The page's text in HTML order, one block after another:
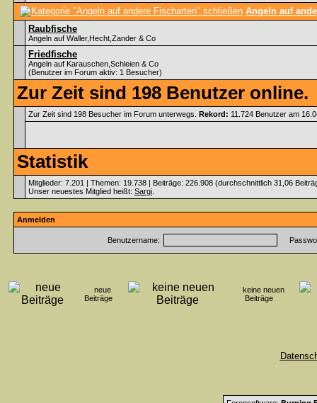
Angeln auf
Raubfische
Angeln auf Waller,Hecht,Zander & Co
Friedfische
Angeln auf Karauschen,Schleien & Co
(Benutzer im Forum aktiv: 1 Besucher)
Zur Zeit sind 198 Benutzer online.
Zur Zeit sind 198 Besucher im Forum unterwegs. Rekord: 11.724 Benutzer am
Statistik
Mitglieder: 7.201 | Themen: 19.738 | Beiträge: 226.908 (durchschnittlich 31,06
Unser neuestes Mitglied heißt: Sargi
Anmelden
Benutzername:
neue
Beiträge
keine neuen
Beiträge